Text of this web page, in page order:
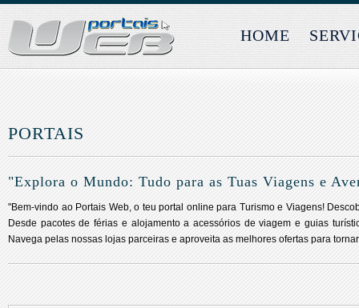
HOME
PORTAIS
"Explora o Mundo: Tudo para as Tuas Viagens e
"Bem-vindo ao Portais Web, o teu portal online para Turismo e Viagens!
Desde pacotes de férias e alojamento a acessórios de viagem e guias
Navega pelas nossas lojas parceiras e aproveita as melhores ofertas para